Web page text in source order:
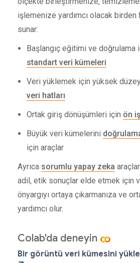
işlemenize yardımcı olacak birden
sunar:
Başlangıç ​​eğitimi ve doğrulama
standart veri kümeleri
Veri yüklemek için yüksek
veri hatları
Ortak giriş dönüşümleri için ön
Büyük veri kümelerini
için araçlar
Ayrıca sorumlu yapay zeka
adil, etik sonuçlar elde etmek için
önyargıyı ortaya çıkarmanıza ve
yardımcı olur.
Colab'da deneyin
Bir görüntü veri kümesini